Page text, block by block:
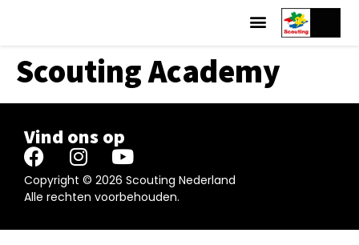
Scouting Academy
Vind ons op
Copyright © 2026 Scouting Nederland
Alle rechten voorbehouden.